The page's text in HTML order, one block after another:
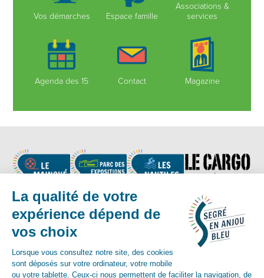
Vos démarches Espace famille
Associations &
services
Agenda des 15 Contact Magazine
Contact :
02 41 92 17 83
-
contact@segreenanjoubleu.fr